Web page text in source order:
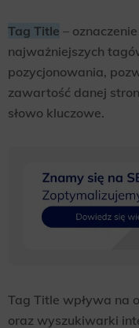
Tag Title –
najważniejszych
pozycjonowania,
zawartość danej
słowo kluczowe.
Tag Title wpływa na
oraz wyszukiwarki